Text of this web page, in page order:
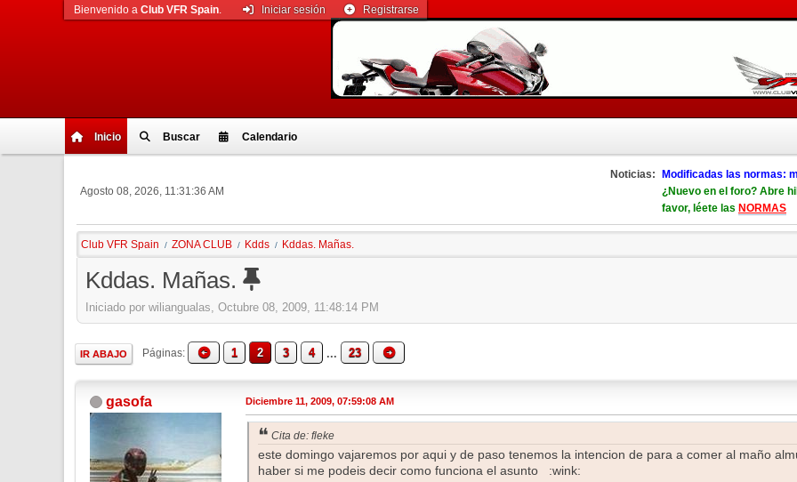
Inicio Buscar Calendario
Bienvenido a Club VFR Spain. Iniciar sesión Registrarse
Agosto 08, 2026, 11:31:36 AM
Noticias: Modificadas las normas:
¿Nuevo en el foro? Abre
favor, léete las NORMAS
Club VFR Spain / ZONA CLUB / Kdds / Kddas. Mañas.
Kddas. Mañas.
Iniciado por wiliangualas, Octubre 08, 2009, 11:48:14 PM
IR ABAJO Páginas 1 2 3 4 ... 23
gasofa Diciembre 11, 2009, 07:59:08 AM
Cita de: fleke
este domingo vajaremos por aqui y de paso tenemos la intencion de para a comer al maño
haber si me podeis decir como funciona el asunto :wink: